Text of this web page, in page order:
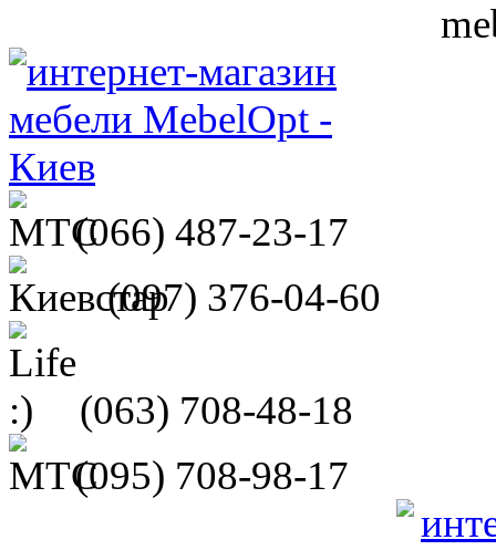
(066) 487-23-17
(097) 376-04-60
(063) 708-48-18
(095) 708-98-17